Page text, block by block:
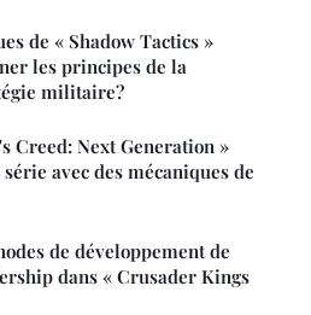
de « Shadow Tactics »
les principes de la
militaire?
Creed: Next Generation »
avec des mécaniques de
de développement de
dans « Crusader Kings